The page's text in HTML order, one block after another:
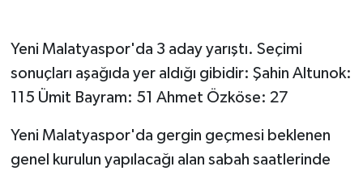
Yeni Malatyaspor'da 3 aday yarıştı. Seçimi
sonuçları aşağıda yer aldığı gibidir: Şahin Altunok:
115 Ümit Bayram: 51 Ahmet Özköse: 27
Yeni Malatyaspor'da gergin geçmesi beklenen
genel kurulun yapılacağı alan sabah saatlerinde